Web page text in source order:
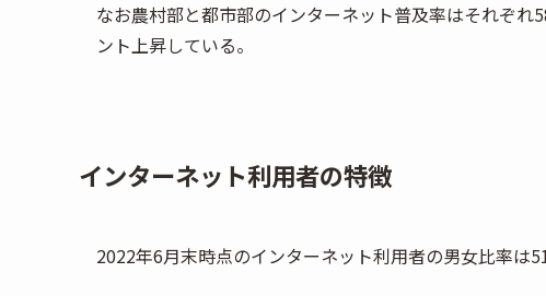
なお農村部と都市部のインターネット普及率はそれぞ
ント上昇している。
インターネット利用者の特徴
2022年6月末時点のインターネット利用者の男女比率は